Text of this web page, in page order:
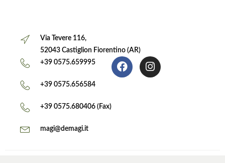
Via Tevere 116,
52043 Castiglion Fiorentino (AR)
+39 0575.659995
+39 0575.656584
+39 0575.680406 (Fax)
magi@demagi.it